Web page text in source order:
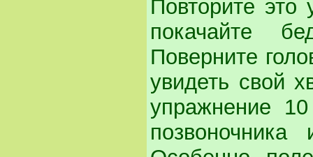
Повторите
покачайте
Поверните
увидеть свой
упражнение